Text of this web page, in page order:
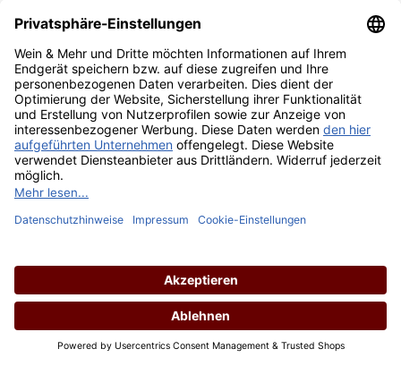
Wein & Mehr Events
Service
Newsletter
Kontakt
Wo Sie uns finden
Jobs
Gastronomie
Ankauf
FAQ
Telefonische Unterstützung und Beratung unter:0941 - 466800
Unsere Communities